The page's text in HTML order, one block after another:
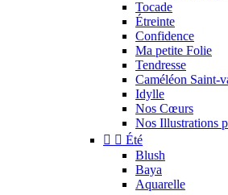
Tocade
Étreinte
Confidence
Ma petite Folie
Tendresse
Caméléon Saint-
Idylle
Nos Cœurs
Nos Illustrations
  Été
Blush
Baya
Aquarelle